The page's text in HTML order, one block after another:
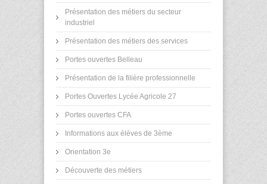
Présentation des métiers du secteur
industriel
Présentation des métiers des services
Portes ouvertes Belleau
Présentation de la filière professionnelle
Portes Ouvertes Lycée Agricole 27
Portes ouvertes CFA
Informations aux élèves de 3ème
Orientation 3e
Découverte des métiers